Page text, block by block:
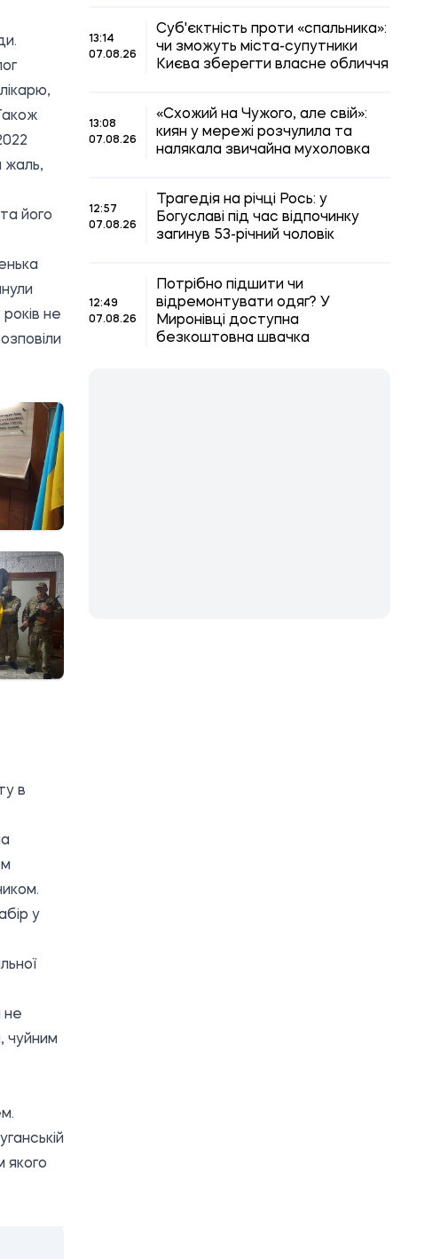
.
жаль,
його
не
в
у
не
чуйним
якого
13:14
07.08.26
Суб'єктність проти «спальника»:
чи зможуть міста-супутники
Києва зберегти власне обличчя
13:08
07.08.26
«Схожий на Чужого, але свій»:
киян у мережі розчулила та
налякала звичайна мухоловка
12:57
07.08.26
Трагедія на річці Рось: у
Богуславі під час відпочинку
загинув 53-річний чоловік
12:49
07.08.26
Потрібно підшити чи
відремонтувати одяг? У
Миронівці доступна
безкоштовна швачка